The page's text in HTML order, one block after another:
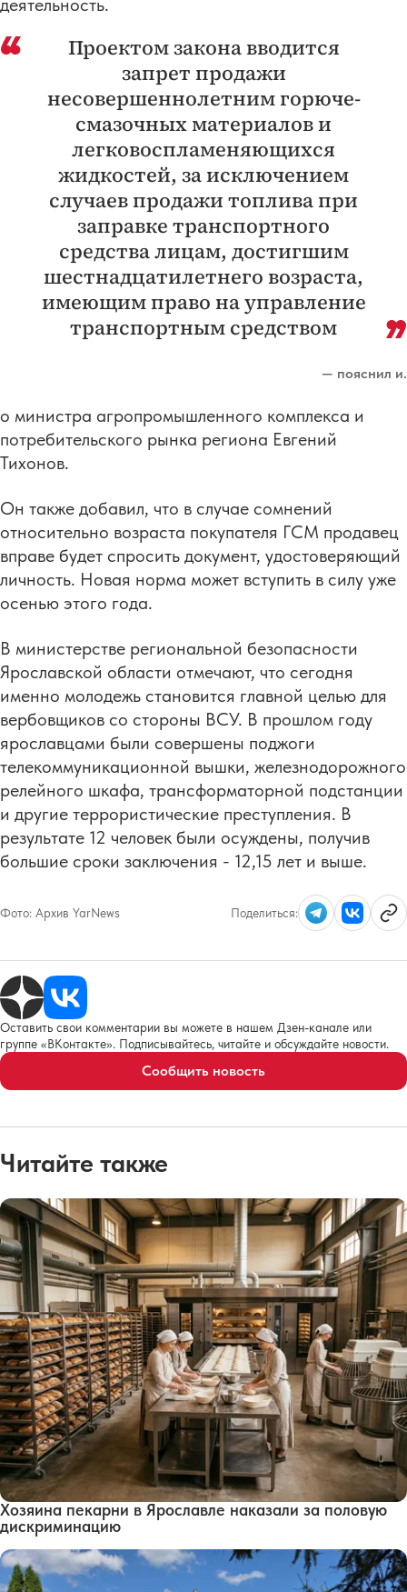
деятельность.
Проектом закона вводится
запрет продажи
несовершеннолетним горюче-
смазочных материалов и
легковоспламеняющихся
жидкостей, за исключением
случаев продажи топлива при
заправке транспортного
средства лицам, достигшим
шестнадцатилетнего возраста,
имеющим право на управление
транспортным средством
— пояснил и.
о министра агропромышленного комплекса и
потребительского рынка региона Евгений
Тихонов.
Он также добавил, что в случае сомнений
относительно возраста покупателя ГСМ продавец
вправе будет спросить документ, удостоверяющий
личность. Новая норма может вступить в силу уже
осенью этого года.
В министерстве региональной безопасности
Ярославской области отмечают, что сегодня
именно молодежь становится главной целью для
вербовщиков со стороны ВСУ. В прошлом году
ярославцами были совершены поджоги
телекоммуникационной вышки, железнодорожного
релейного шкафа, трансформаторной подстанции
и другие террористические преступления. В
результате 12 человек были осуждены, получив
большие сроки заключения - 12,15 лет и выше.
Фото: Архив YarNews Поделиться:
Оставить свои комментарии вы можете в нашем Дзен-канале или
группе «ВКонтакте». Подписывайтесь, читайте и обсуждайте новости.
Сообщить новость
Читайте также
Хозяина пекарни в Ярославле наказали за половую
дискриминацию